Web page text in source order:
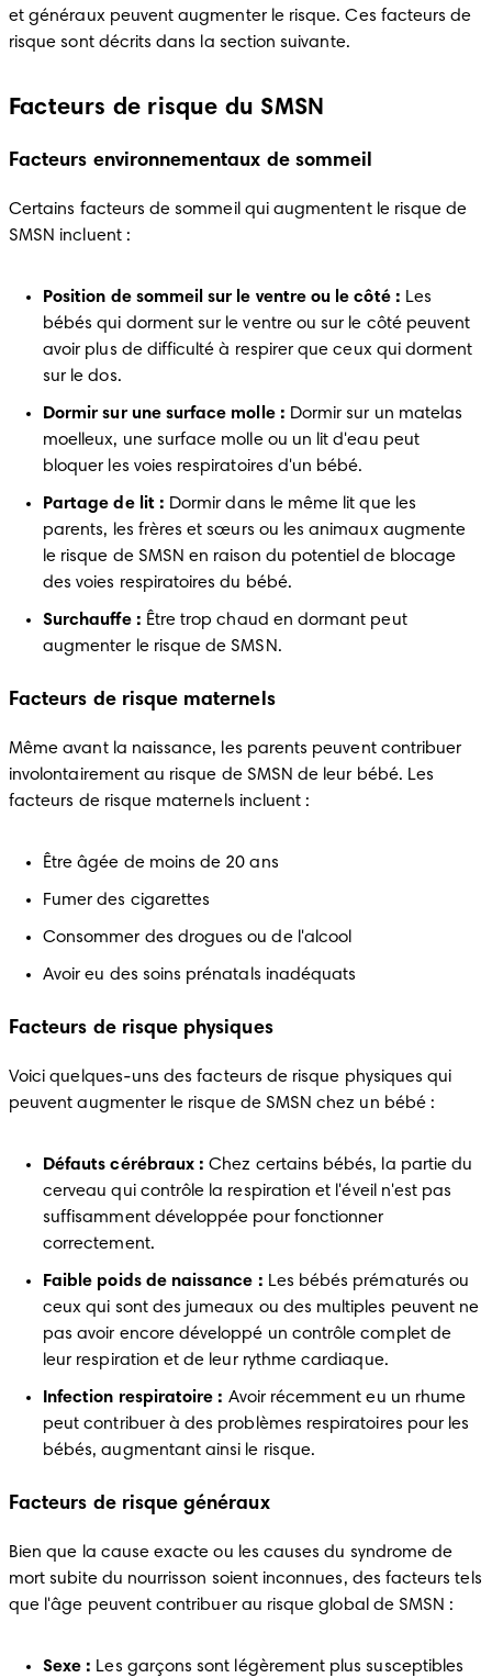
et généraux peuvent augmenter le risque. Ces facteurs de
risque sont décrits dans la section suivante.
Facteurs de risque du SMSN
Facteurs environnementaux de sommeil
Certains facteurs de sommeil qui augmentent le risque de
SMSN incluent :
Position de sommeil sur le ventre ou le côté : Les
bébés qui dorment sur le ventre ou sur le côté peuvent
avoir plus de difficulté à respirer que ceux qui dorment
sur le dos.
Dormir sur une surface molle : Dormir sur un matelas
moelleux, une surface molle ou un lit d'eau peut
bloquer les voies respiratoires d'un bébé.
Partage de lit : Dormir dans le même lit que les
parents, les frères et sœurs ou les animaux augmente
le risque de SMSN en raison du potentiel de blocage
des voies respiratoires du bébé.
Surchauffe : Être trop chaud en dormant peut
augmenter le risque de SMSN.
Facteurs de risque maternels
Même avant la naissance, les parents peuvent contribuer
involontairement au risque de SMSN de leur bébé. Les
facteurs de risque maternels incluent :
Être âgée de moins de 20 ans
Fumer des cigarettes
Consommer des drogues ou de l'alcool
Avoir eu des soins prénatals inadéquats
Facteurs de risque physiques
Voici quelques-uns des facteurs de risque physiques qui
peuvent augmenter le risque de SMSN chez un bébé :
Défauts cérébraux : Chez certains bébés, la partie du
cerveau qui contrôle la respiration et l'éveil n'est pas
suffisamment développée pour fonctionner
correctement.
Faible poids de naissance : Les bébés prématurés ou
ceux qui sont des jumeaux ou des multiples peuvent ne
pas avoir encore développé un contrôle complet de
leur respiration et de leur rythme cardiaque.
Infection respiratoire : Avoir récemment eu un rhume
peut contribuer à des problèmes respiratoires pour les
bébés, augmentant ainsi le risque.
Facteurs de risque généraux
Bien que la cause exacte ou les causes du syndrome de
mort subite du nourrisson soient inconnues, des facteurs tels
que l'âge peuvent contribuer au risque global de SMSN :
Sexe : Les garçons sont légèrement plus susceptibles